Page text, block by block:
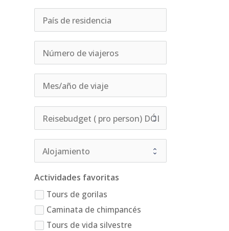
Actividades favoritas
Tours de gorilas
Caminata de chimpancés
Tours de vida silvestre